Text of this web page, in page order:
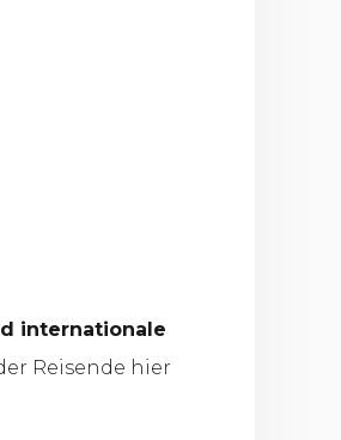
internationale
Reisende hier